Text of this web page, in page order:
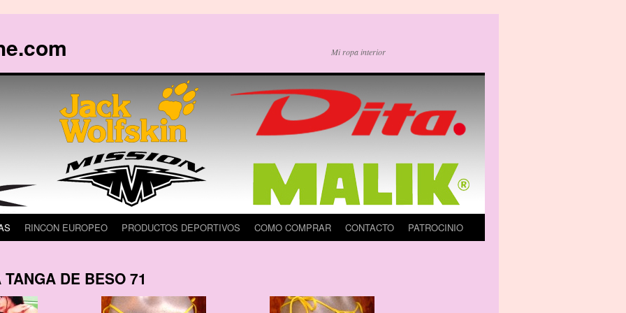
Mi ropa interior
RINCON EUROPEO PRODUCTOS DEPORTIVOS COMO COMPRAR CONTACTO PATROCINIO
DE BESO 71